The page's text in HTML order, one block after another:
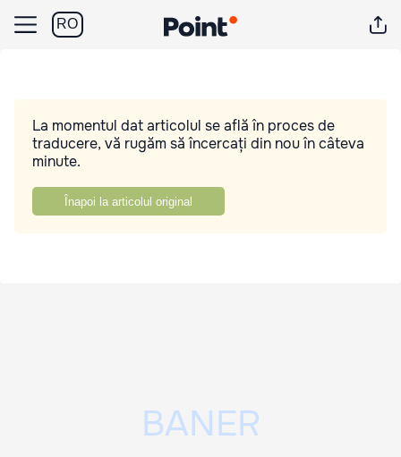
RO
La momentul dat articolul se află în proces de
traducere, vă rugăm să încercați din nou în câteva
minute.
Înapoi la articolul original